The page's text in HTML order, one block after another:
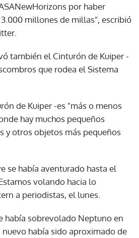
por haber
millones de millas", escribió
también el Cinturón de Kuiper -
que rodea el Sistema
de Kuiper -es "más o menos
hay muchos pequeños
y otros objetos más pequeños
se había aventurado hasta el
volando hacia lo
a periodistas, el lunes.
había sobrevolado Neptuno en
había sido aproximado de